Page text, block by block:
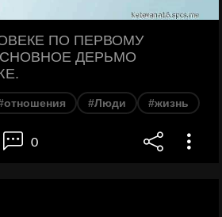
ПО ПЕРВОМУ
ДЕРЬМО
#Люди #жизнь
0